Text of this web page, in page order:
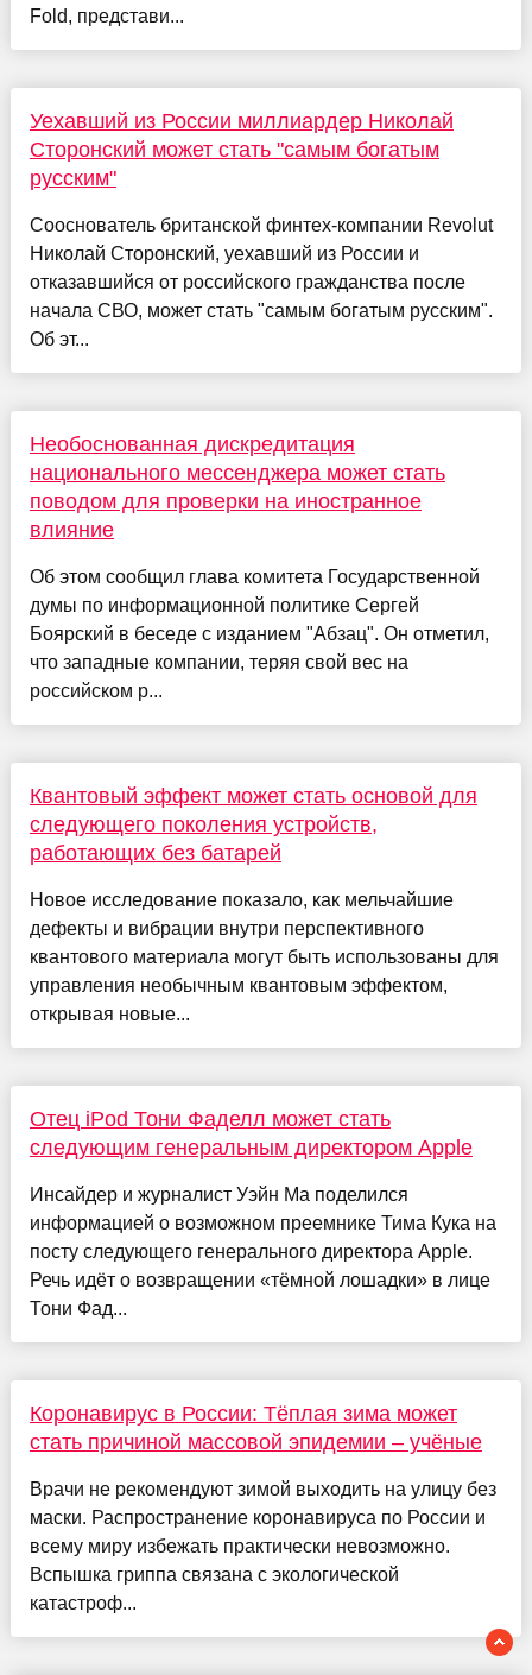
Fold, представи...
Уехавший из России миллиардер Николай
Сторонский может стать "самым богатым
русским"
Сооснователь британской финтех-компании Revolut
Николай Сторонский, уехавший из России и
отказавшийся от российского гражданства после
начала СВО, может стать "самым богатым русским".
Об эт...
Необоснованная дискредитация
национального мессенджера может стать
поводом для проверки на иностранное
влияние
Об этом сообщил глава комитета Государственной
думы по информационной политике Сергей
Боярский в беседе с изданием "Абзац". Он отметил,
что западные компании, теряя свой вес на
российском р...
Квантовый эффект может стать основой для
следующего поколения устройств,
работающих без батарей
Новое исследование показало, как мельчайшие
дефекты и вибрации внутри перспективного
квантового материала могут быть использованы для
управления необычным квантовым эффектом,
открывая новые...
Отец iPod Тони Фаделл может стать
следующим генеральным директором Apple
Инсайдер и журналист Уэйн Ма поделился
информацией о возможном преемнике Тима Кука на
посту следующего генерального директора Apple.
Речь идёт о возвращении «тёмной лошадки» в лице
Тони Фад...
Коронавирус в России: Тёплая зима может
стать причиной массовой эпидемии – учёные
Врачи не рекомендуют зимой выходить на улицу без
маски. Распространение коронавируса по России и
всему миру избежать практически невозможно.
Вспышка гриппа связана с экологической
катастроф...